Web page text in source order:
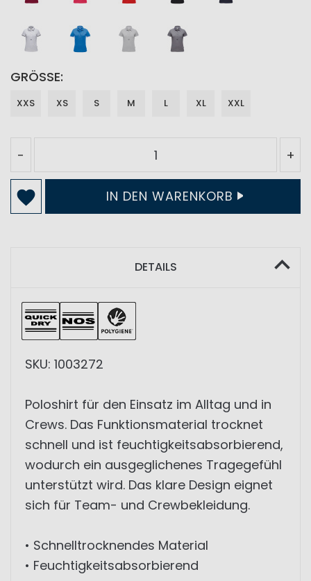
GRÖSSE
XXS XS S M L XL XXL
- +
IN DEN WARENKORB
DETAILS
SKU: 1003272
Poloshirt für den Einsatz im Alltag und in
Crews. Das Funktionsmaterial trocknet
schnell und ist feuchtigkeitsabsorbierend,
wodurch ein ausgeglichenes Tragegefühl
unterstützt wird. Das klare Design eignet
sich für Team- und Crewbekleidung.
• Schnelltrocknendes Material
• Feuchtigkeitsabsorbierend